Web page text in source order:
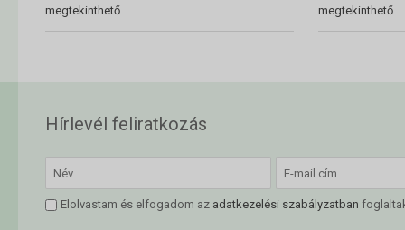
megtekinthető
megtekinthető
Hírlevél feliratkozás
Elolvastam és elfogadom az adatkezelési szabályzatban